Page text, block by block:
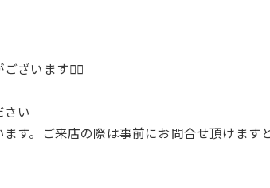
ざいます🙇‍♂️
い
す。ご来店の際は事前にお問合せ頂けます